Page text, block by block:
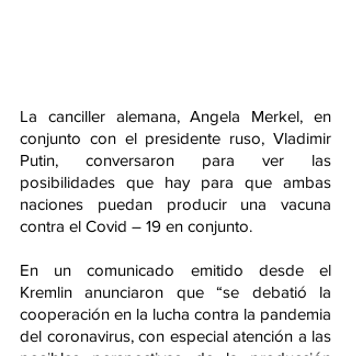
La canciller alemana, Angela Merkel, en
conjunto con el presidente ruso, Vladimir
Putin, conversaron para ver las
posibilidades que hay para que ambas
naciones puedan producir una vacuna
contra el Covid – 19 en conjunto.
En un comunicado emitido desde el
Kremlin anunciaron que “se debatió la
cooperación en la lucha contra la pandemia
del coronavirus, con especial atención a las